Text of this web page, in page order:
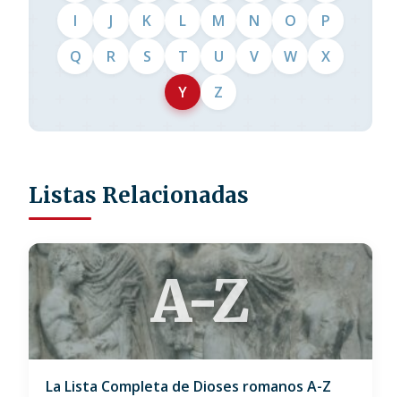
I
J K L M N O
P
Q
R S T U V W
X
Y
Z
Listas Relacionadas
A-Z
La Lista Completa de Dioses romanos A-Z